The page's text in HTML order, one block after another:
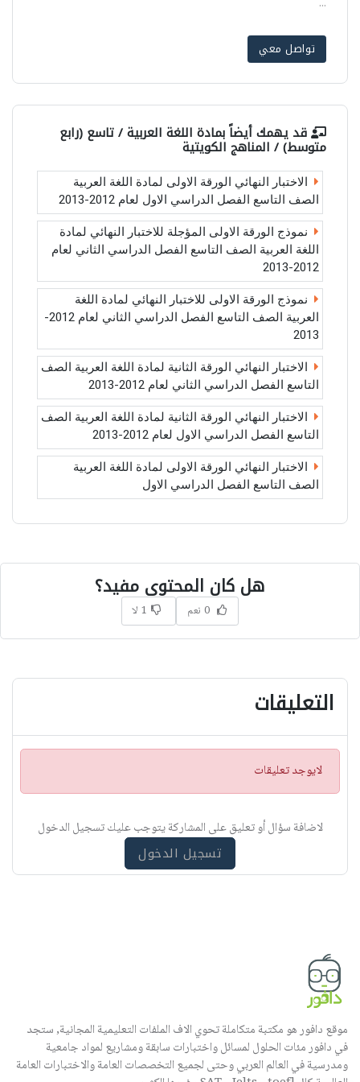
تواصل معي
قد يهمك أيضاً بمادة اللغة العربية / تاسع (رابع
متوسط) / المناهج الكويتية
الاختبار النهائي الورقة الاولى لمادة اللغة العربية
الصف التاسع الفصل الدراسي الاول لعام 2012-2013
نموذج الورقة الاولى المؤجلة للاختبار النهائي لمادة
اللغة العربية الصف التاسع الفصل الدراسي الثاني لعام
2012-2013
نموذج الورقة الاولى للاختبار النهائي لمادة اللغة
العربية الصف التاسع الفصل الدراسي الثاني لعام 2012-
2013
الاختبار النهائي الورقة الثانية لمادة اللغة العربية الصف
التاسع الفصل الدراسي الثاني لعام 2012-2013
الاختبار النهائي الورقة الثانية لمادة اللغة العربية الصف
التاسع الفصل الدراسي الاول لعام 2012-2013
الاختبار النهائي الورقة الاولى لمادة اللغة العربية
الصف التاسع الفصل الدراسي الاول
هل كان المحتوى مفيد؟
0 نعم 1 لا
التعليقات
ت
ن
ي
لايوجد تعليقات
لاضافة سؤال أو تعليق على المشاركة يتوجب عليك تسجيل الدخول
تسجيل الدخول
موقع دافور هو مكتبة متكاملة تحوي الاف الملفات التعليمية المجانية, ستجد
في دافور مئات الحلول لمسائل واختبارات سابقة ومشاريع لمواد جامعية
ومدرسية في العالم العربي وحتى لجميع التخصصات العامة والاختبارات العامة